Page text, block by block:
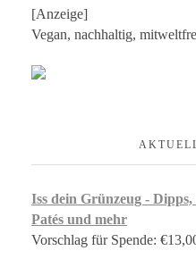
[Anzeige]
Vegan, nachhaltig,
Iss dein Grünzeug - Dipps,
Patés und mehr
Vorschlag für Spende: €